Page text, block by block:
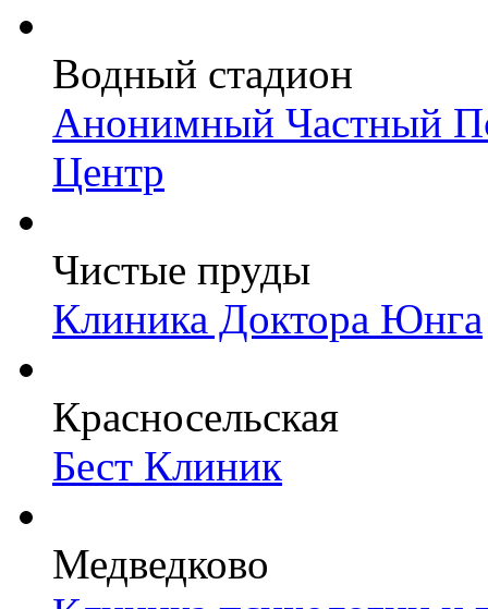
Водный стадион
Анонимный Частный
Центр
Чистые пруды
Клиника Доктора Юнга
Красносельская
Бест Клиник
Медведково